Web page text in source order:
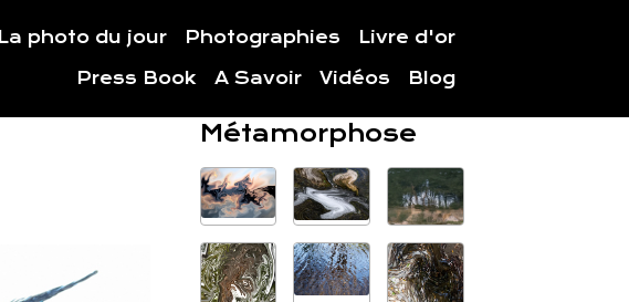
La photo du jour Photographies Livre d'or
Press Book A Savoir Vidéos Blog
Métamorphose